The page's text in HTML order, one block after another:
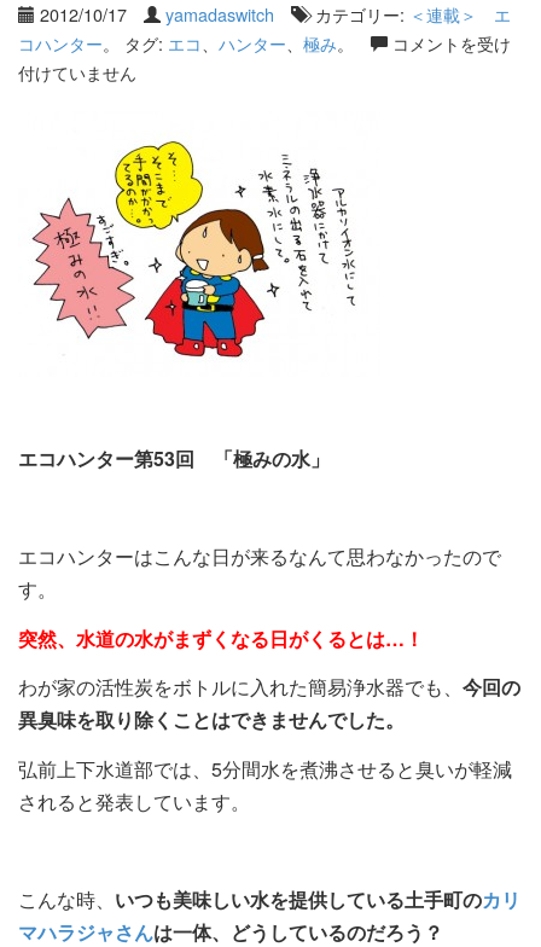
2012/10/17 yamadaswitch カテゴリー: ＜連載＞ エ
コハンター。 タグ: エコ ハンター 極み。
コメントを受け
付けていません
エコハンター第53回 「極みの水」
エコハンターはこんな日が来るなんて思わなかったので
す。
突然、水道の水がまずくなる日がくるとは…！
わが家の活性炭をボトルに入れた簡易浄水器でも、 今回の
異臭味を取り除くことはできませんでした。
弘前上下水道部では、5分間水を煮沸させると臭いが軽減
されると発表しています。
こんな時、 いつも美味しい水を提供している土手町のカリ
マハラジャさんは一体、どうしているのだろう？